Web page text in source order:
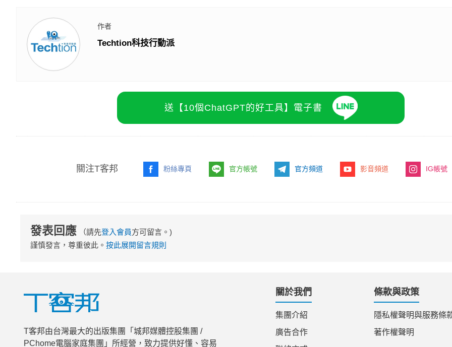
作者
Techtion科技行動派
送【10個ChatGPT的好工具】電子書
關注T客邦 粉絲專頁 官方帳號 官方頻道 影音頻道 IG帳號
發表回應 （請先登入會員方可留言。)
謹慎發言，尊重彼此。 按此展開留言規則
T客邦由台灣最大的出版集團「城邦媒體控股集團 /
PChome電腦家庭集團」所經營，致力提供好懂、容易
關於我們
集團介紹
廣告合作
條款與政策
隱私權聲明與服務條
著作權聲明